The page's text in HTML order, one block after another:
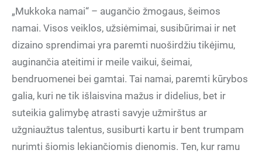
„Mukkoka namai“ – augančio žmogaus, šeimos
namai. Visos veiklos, užsiėmimai, susibūrimai ir net
dizaino sprendimai yra paremti nuoširdžiu tikėjimu,
auginančia ateitimi ir meile vaikui, šeimai,
bendruomenei bei gamtai. Tai namai, paremti kūrybos
galia, kuri ne tik išlaisvina mažus ir didelius, bet ir
suteikia galimybę atrasti savyje užmirštus ar
užgniaužtus talentus, susiburti kartu ir bent trumpam
nurimti šiomis lekiančiomis dienomis. Ten, kur ramu